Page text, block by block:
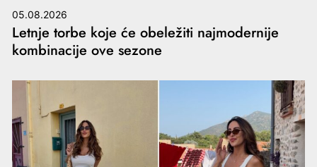
05.08.2026
Letnje torbe koje će obeležiti najmodernije
kombinacije ove sezone